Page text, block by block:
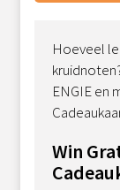
Hoeveel
ENGIE en
Win